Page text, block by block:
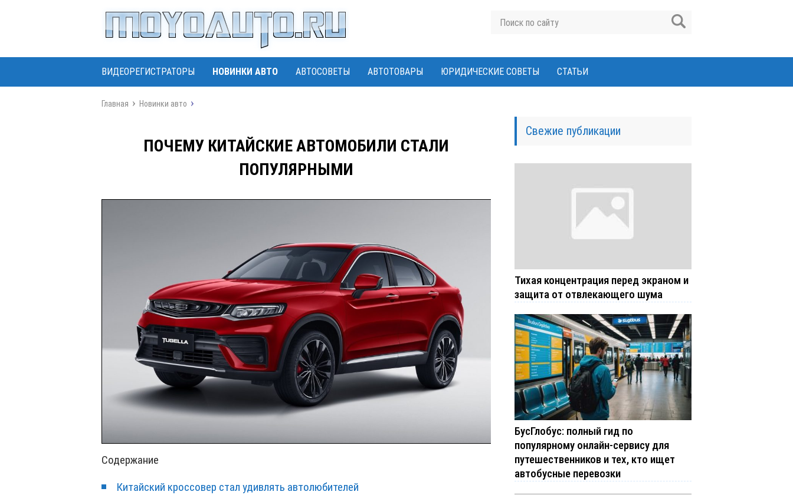
ВИДЕОРЕГИСТРАТОРЫ НОВИНКИ АВТО АВТОСОВЕТЫ АВТОТОВАРЫ ЮРИДИЧЕСКИЕ СОВЕТЫ СТАТЬИ
Главная Новинки авто
ПОЧЕМУ КИТАЙСКИЕ АВТОМОБИЛИ СТАЛИ
ПОПУЛЯРНЫМИ
Содержание
Китайский кроссовер стал удивлять автолюбителей
Свежие публикации
Тихая концентрация перед экраном и
защита от отвлекающего шума
БусГлобус: полный гид по
популярному онлайн-сервису для
путешественников и тех, кто ищет
автобусные перевозки